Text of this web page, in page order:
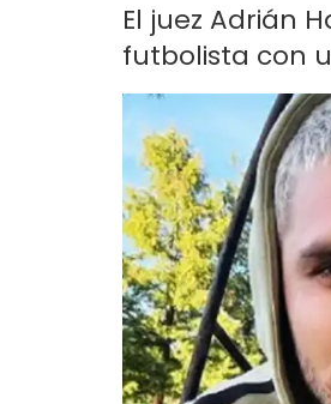
El juez Adrián
futbolista con